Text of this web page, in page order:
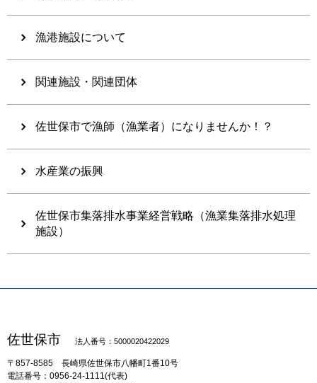
漁港施設について
関連施設・関連団体
佐世保市で漁師（漁業者）になりませんか！？
水産業の振興
佐世保市集落排水事業経営戦略（漁業集落排水処理
施設）
佐世保市 法人番号：5000020422029
〒857-8585 長崎県佐世保市八幡町1番10号
電話番号：0956-24-1111(代表)